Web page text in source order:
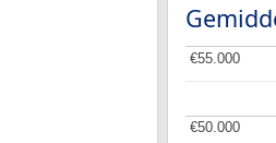
€50.000
€50.000
€55.000
€55.000